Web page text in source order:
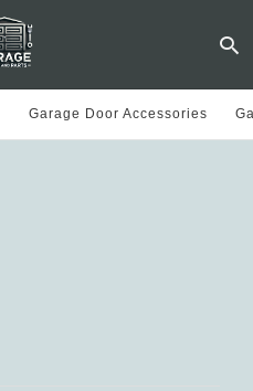
Garage Door Accessories